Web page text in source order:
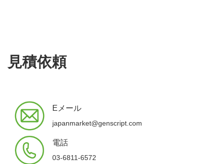
見積依頼
Eメール
japanmarket@genscript.com
電話
03-6811-6572